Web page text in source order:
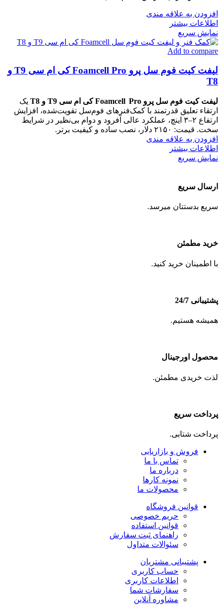
افزودن به علاقه مندی
اطلاعات بیشتر
نمایش سریع
Add to compare
لیفت‌ کیت فوم‌ سل پرو Foamcell Pro کی ام سی T9 و
T8
لیفت‌ کیت فوم‌ سل پرو Foamcell Pro کی ام سی T9 و T8
یک
ارتقاء تعلیق قدرتمند با کمک‌فنرهای فوم‌سل تقویت‌شده، افزایش
ارتفاع ۲–۳ اینچ، عملکرد عالی آفرود و دوام بی‌نظیر در شرایط
سخت. قیمت: ۲۱۵۰ دلار، نصب ساده و کیفیت برتر.
افزودن به علاقه مندی
اطلاعات بیشتر
نمایش سریع
ارسال سریع
سریع بدستتان میرسد.
خرید مطمئن
با اطمینان خرید کنید.
پشتیبانی 24/7
همیشه هستیم.
محصول اورجینال
لذت خریدی مطمئن.
پرداخت سریع
پرداخت شتابی.
فروش و بازاریابی
تماس با ما
درباره ما
نمونه کارها
محصولات ما
قوانین فروشگاه
حریم خصوصی
قوانین استفاده
راهنمای ثبت سفارش
سئوالات متداول
پشتیبانی مشتریان
حساب کاربری
اطلاعات کاربری
سفارشات شما
مشاوره آنلاین